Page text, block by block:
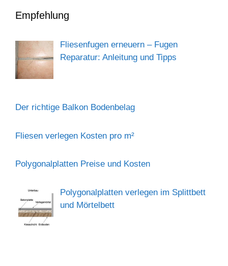
Empfehlung
Fliesenfugen erneuern – Fugen
Reparatur: Anleitung und Tipps
Der richtige Balkon Bodenbelag
Fliesen verlegen Kosten pro m²
Polygonalplatten Preise und Kosten
Polygonalplatten verlegen im Splittbett
und Mörtelbett